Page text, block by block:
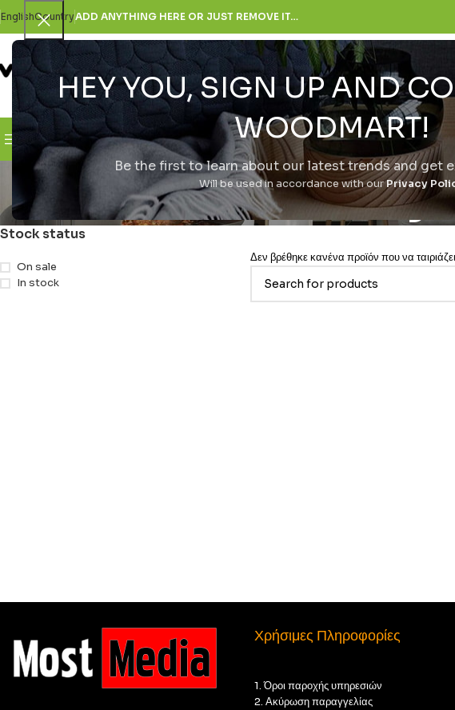
HEY YOU, SIGN UP AND
WOODMART!
Be the first to learn about our latest trends and get
Will be used in accordance with ourPrivacy
EnglishCountryADD ANYTHING HERE OR JUST REMOVE IT…
SELECT CATEGORY
Browse Categories H Εταιρεία
Hobby
Stock status
On sale
In stock
Δεν βρέθηκε κανένα προϊόν που να
Χρήσιμες Πληροφορίες
1. Όροι παροχής υπηρεσιών
2. Ακύρωση παραγγελίας